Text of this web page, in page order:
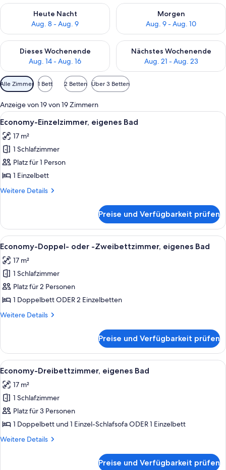
Heute Nacht
Aug. 8 - Aug. 9
Überprüfe die Verfügbarkeit für heute Nacht, Aug. 8 - Aug. 9.
Morgen
Aug. 9 - Aug. 10
Überprüfe die Verfügbarkeit
Dieses Wochenende
Aug. 14 - Aug. 16
Überprüfe die Verfügbarkeit für dieses Wochenende, Aug. 14
Nächstes Wochenende
Aug. 21 - Aug. 23
Überprüfe die Verfügbarkeit
Verfügbare
Filter
für
Zimmer
Alle Zimmer 1 Bett 2 Betten Über 3 Betten
Anzeige von 19 von 19 Zimmern
Alle
Fotos
für
Economy-
Einzelzimmer,
eigenes
Bad
Ein kleiner, gemütlicher Raum mit
5
Economy-Einzelzimmer, eigenes Bad
17 m²
1 Schlafzimmer
Platz für 1 Person
1 Einzelbett
Weitere Details
Weitere
Einzelzimmer,
eigenes
Bad
Preise und Verfügbarkeit prüfen
Alle
Fotos
für
Economy-
Doppel-
oder
-
Bad
anzeigen
Ein Hotelzimmer mit Bett,
5
Economy-Doppel- oder -Zweibettzimmer, eigenes Bad
17 m²
1 Schlafzimmer
Platz für 2 Personen
1 Doppelbett ODER 2 Einzelbetten
Weitere Details
Weitere
Doppel-
oder
-
Zweibettzimmer,
eigenes
Bad
Preise und Verfügbarkeit prüfen
Alle
Fotos
für
Economy-
Dreibettzimmer,
eigenes
Bad
Ein Hotelzimmer mit zwei
4
Economy-Dreibettzimmer, eigenes Bad
17 m²
1 Schlafzimmer
Platz für 3 Personen
1 Doppelbett und 1 Einzel-Schlafsofa ODER 1 Einzelbett
Weitere Details
Weitere
Preise und Verfügbarkeit prüfen